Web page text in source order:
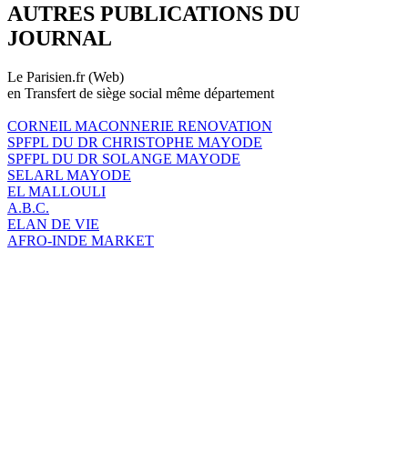
AUTRES PUBLICATIONS DU
JOURNAL
Le Parisien.fr (Web)
en Transfert de siège social même département
CORNEIL MACONNERIE RENOVATION
SPFPL DU DR CHRISTOPHE MAYODE
SPFPL DU DR SOLANGE MAYODE
SELARL MAYODE
EL MALLOULI
A.B.C.
ELAN DE VIE
AFRO-INDE MARKET